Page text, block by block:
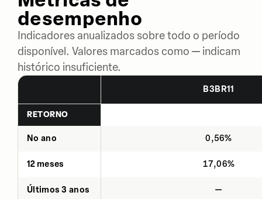
desempenho
Indicadores anualizados sobre todo o período
disponível. Valores marcados como — indicam
histórico insuficiente.
B3BR11
RETORNO
No ano 0,56%
12 meses 17,06%
Últimos 3 anos —